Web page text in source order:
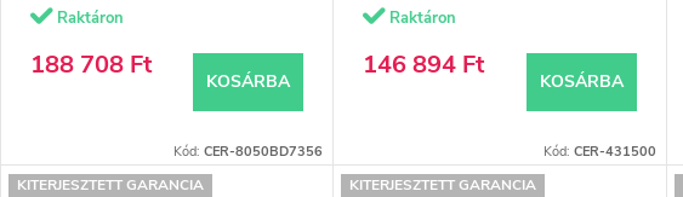
e
Raktáron
188 708 Ft
KOSÁRBA
Kód:CER-8050BD7356
Raktáron
146 894 Ft
KOSÁRBA
Kód: CER-431500
KITERJESZTETT GARANCIA KITERJESZTETT GARANCIA